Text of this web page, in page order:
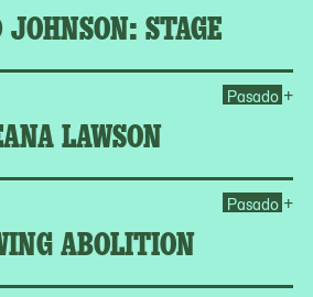
STAGE
LAWSON
Pasado +
ABOLITION
Pasado +